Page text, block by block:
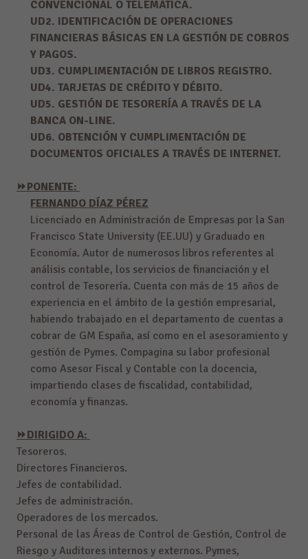
CONVENCIONAL O TELEMÁTICA.
UD2. IDENTIFICACIÓN DE OPERACIONES
FINANCIERAS BÁSICAS EN LA GESTIÓN DE COBROS
Y PAGOS.
UD3. CUMPLIMENTACIÓN DE LIBROS REGISTRO.
UD4. TARJETAS DE CRÉDITO Y DÉBITO.
UD5. GESTIÓN DE TESORERÍA A TRAVÉS DE LA
BANCA ON-LINE.
UD6. OBTENCIÓN Y CUMPLIMENTACIÓN DE
DOCUMENTOS OFICIALES A TRAVÉS DE INTERNET.
⏩PONENTE:
FERNANDO DÍAZ PÉREZ
Licenciado en Administración de Empresas por la San
Francisco State University (EE.UU) y Graduado en
Economía. Autor de numerosos libros referentes al
análisis contable, los servicios de financiación y el
control de Tesorería. Cuenta con más de 15 años de
experiencia en el ámbito de la gestión empresarial,
habiendo trabajado en el departamento de cuentas a
cobrar de GM España, así como en el asesoramiento y
gestión de Pymes. Compagina su labor profesional
como Asesor Fiscal y Contable con la docencia,
impartiendo clases de fiscalidad, contabilidad,
economía y finanzas.
⏩DIRIGIDO A:
Tesoreros.
Directores Financieros.
Jefes de contabilidad.
Jefes de administración.
Operadores de los mercados.
Personal de las Áreas de Control de Gestión, Control de
Riesgo y Auditores internos y externos. Pymes,